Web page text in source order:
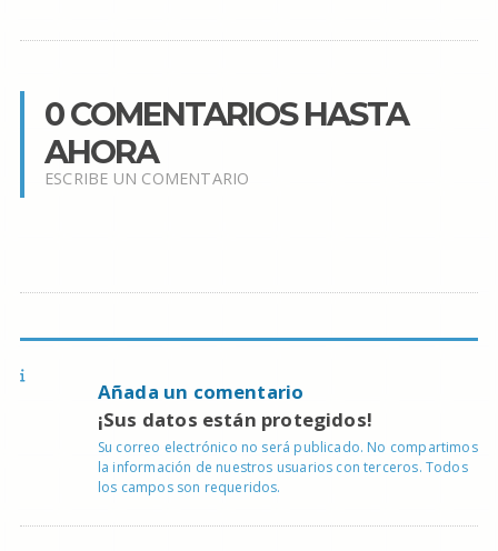
0 COMENTARIOS HASTA
AHORA
ESCRIBE UN COMENTARIO
Añada un comentario
¡Sus datos están protegidos!
Su correo electrónico no será publicado. No compartimos
la información de nuestros usuarios con terceros. Todos
los campos son requeridos.